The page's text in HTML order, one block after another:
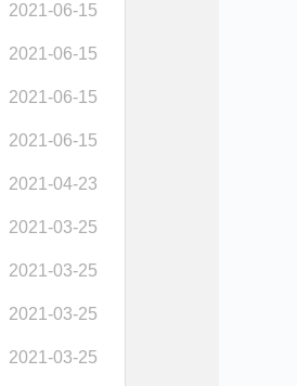
2021-06-15
2021-06-15
2021-06-15
2021-06-15
2021-04-23
2021-03-25
2021-03-25
2021-03-25
2021-03-25